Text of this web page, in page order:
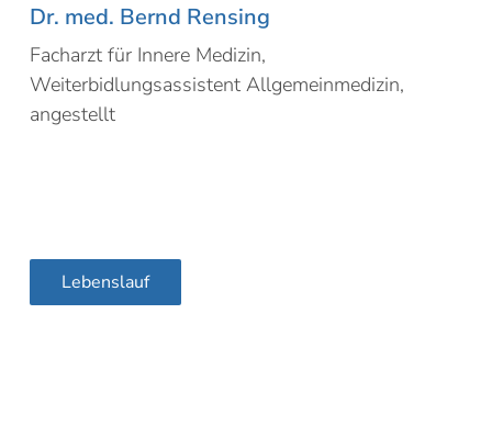
Dr. med. Bernd Rensing
Facharzt für Innere Medizin,
Weiterbidlungsassistent Allgemeinmedizin,
angestellt
Lebenslauf